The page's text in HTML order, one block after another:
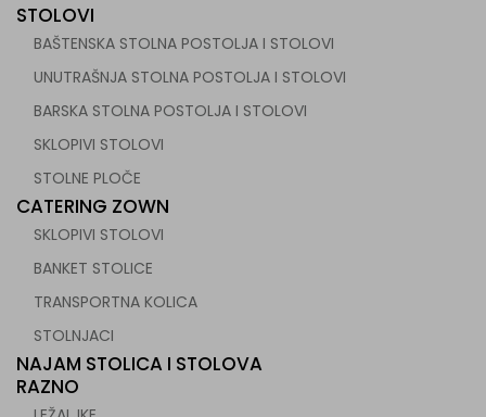
STOLOVI
BAŠTENSKA STOLNA POSTOLJA I STOLOVI
UNUTRAŠNJA STOLNA POSTOLJA I STOLOVI
BARSKA STOLNA POSTOLJA I STOLOVI
SKLOPIVI STOLOVI
STOLNE PLOČE
CATERING ZOWN
SKLOPIVI STOLOVI
BANKET STOLICE
TRANSPORTNA KOLICA
STOLNJACI
NAJAM STOLICA I STOLOVA
RAZNO